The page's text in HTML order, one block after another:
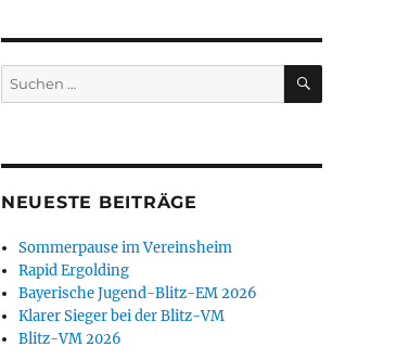
Suchen
nach:
SUCHEN
NEUESTE BEITRÄGE
Sommerpause im Vereinsheim
Rapid Ergolding
Bayerische Jugend-Blitz-EM 2026
Klarer Sieger bei der Blitz-VM
Blitz-VM 2026